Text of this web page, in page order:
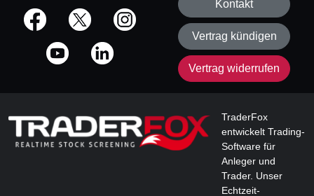
offizielle Social Media-Accounts
Kontakt
Vertrag kündigen
Vertrag widerrufen
TraderFox
entwickelt Trading-
Software für
Anleger und
Trader. Unser
Echtzeit-